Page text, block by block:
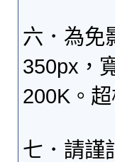
六．為免
350px，
200K。
七．請謹